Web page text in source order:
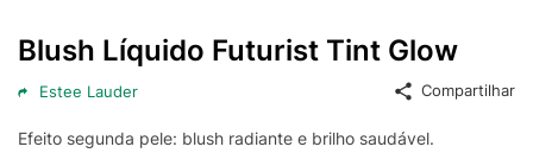
Blush Líquido Futurist Tint Glow
Estee Lauder Compartilhar
Efeito segunda pele: blush radiante e brilho saudável.